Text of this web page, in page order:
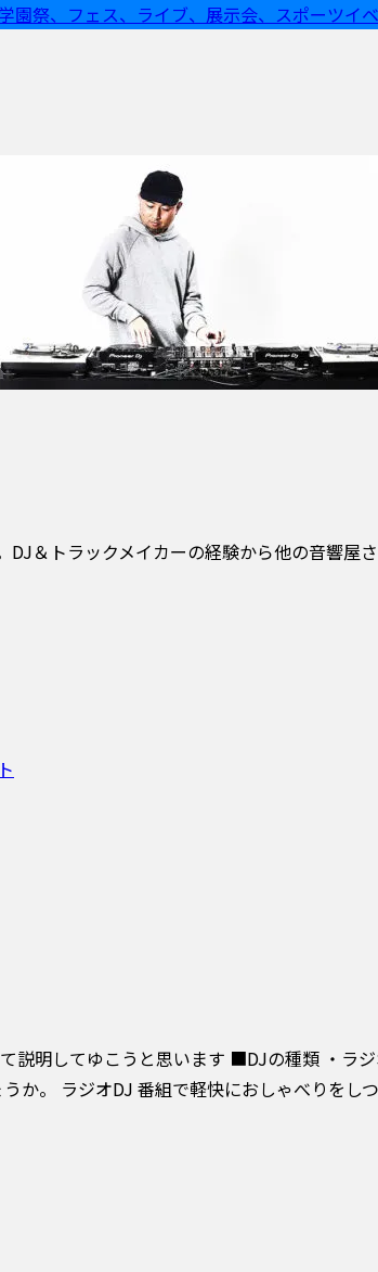
園祭、フェス、ライブ、展示会、スポーツイ
DJ＆トラックメイカーの経験から他の音響屋
説明してゆこうと思います ■DJの種類 ・ラ
か。 ラジオDJ 番組で軽快におしゃべりをし